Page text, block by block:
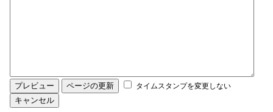
タイムスタンプを変更しない